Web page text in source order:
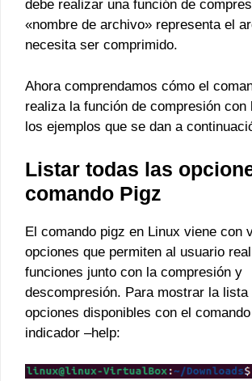
debe realizar una función de
«nombre de archivo» representa el
necesita ser comprimido.
Ahora comprendamos cómo el
realiza la función de compresión con
los ejemplos que se dan a
Listar todas las
comando Pigz
El comando pigz en Linux viene con
opciones que permiten al usuario
funciones junto con la compresión y
descompresión. Para mostrar la lista
opciones disponibles con el
indicador –help: